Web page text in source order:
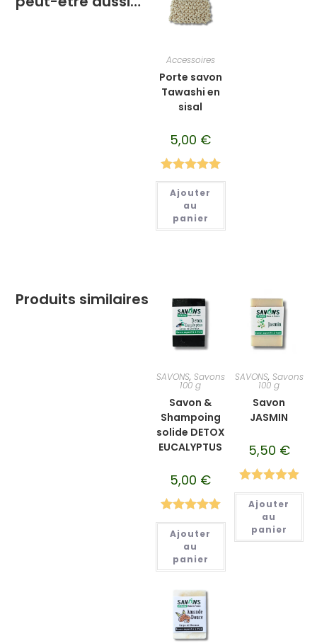
Accessoires
Porte savon
Tawashi en
sisal
5,00 €
Note5.00
sur 5
Ajouter
au
panier
Produits similaires
SAVONS, Savons
100 g
Savon &
Shampoing
solide DETOX
EUCALYPTUS
5,00 €
Note5.00
sur 5
Ajouter
au
panier
SAVONS, Savons
100 g
Savon
JASMIN
5,50 €
Note5.00
sur 5
Ajouter
au
panier